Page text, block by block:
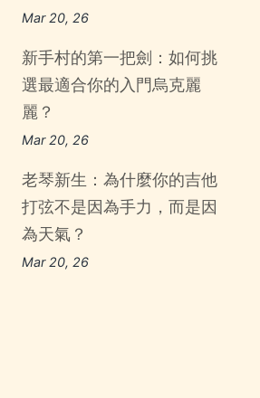
Mar 20, 26
新手村的第一把劍：如何挑
選最適合你的入門烏克麗
麗？
Mar 20, 26
老琴新生：為什麼你的吉他
打弦不是因為手力，而是因
為天氣？
Mar 20, 26